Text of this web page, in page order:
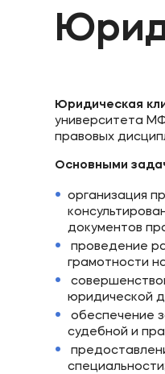
Юридическая
университета
правовых
Основными
организация
документов
проведение
грамотности
юридической
обеспечение
судебной и
специальности;